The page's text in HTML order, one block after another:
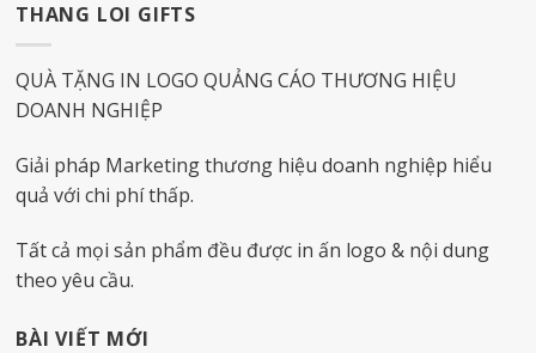
THANG LOI GIFTS
QUÀ TẶNG IN LOGO QUẢNG CÁO THƯƠNG HIỆU
DOANH NGHIỆP
Giải pháp Marketing thương hiệu doanh nghiệp hiểu
quả với chi phí thấp.
Tất cả mọi sản phẩm đều được in ấn logo & nội dung
theo yêu cầu.
BÀI VIẾT MỚI